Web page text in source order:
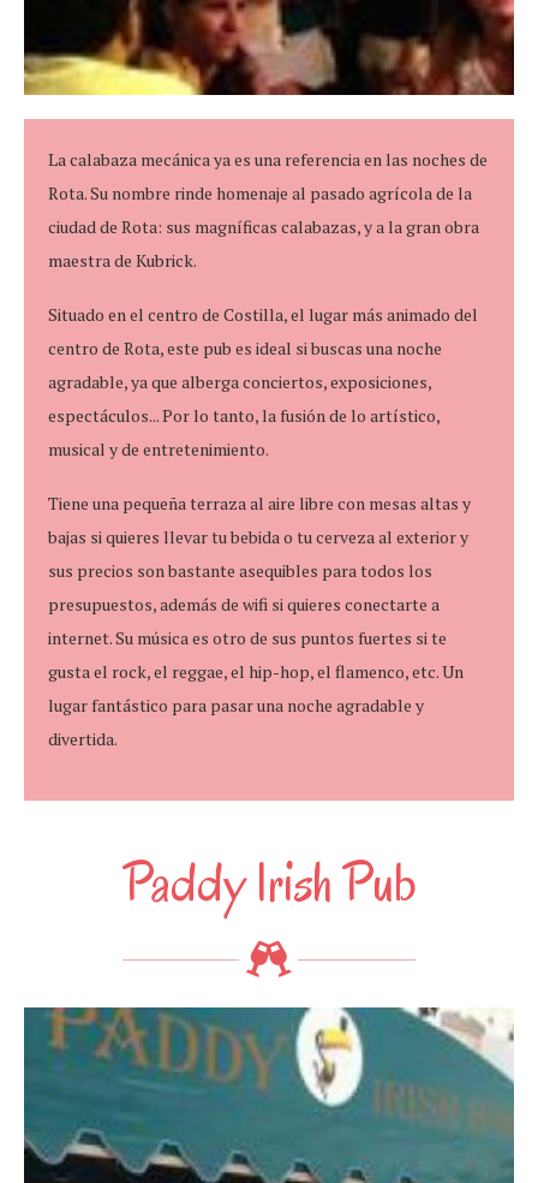
La calabaza mecánica ya es una referencia en las noches de
Rota. Su nombre rinde homenaje al pasado agrícola de la
ciudad de Rota: sus magníficas calabazas, y a la gran obra
maestra de Kubrick.
Situado en el centro de Costilla, el lugar más animado del
centro de Rota, este pub es ideal si buscas una noche
agradable, ya que alberga conciertos, exposiciones,
espectáculos... Por lo tanto, la fusión de lo artístico,
musical y de entretenimiento.
Tiene una pequeña terraza al aire libre con mesas altas y
bajas si quieres llevar tu bebida o tu cerveza al exterior y
sus precios son bastante asequibles para todos los
presupuestos, además de wifi si quieres conectarte a
internet. Su música es otro de sus puntos fuertes si te
gusta el rock, el reggae, el hip-hop, el flamenco, etc. Un
lugar fantástico para pasar una noche agradable y
divertida.
Paddy Irish Pub